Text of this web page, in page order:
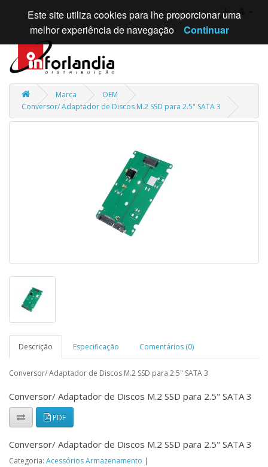
Marca
OEM
Conversor/ Adaptador de Discos M.2 SSD para 2.5" SATA 3
Descrição Especificação Comentários (0)
Conversor/ Adaptador de Discos M.2 SSD para 2.5" SATA 3
Conversor/ Adaptador de Discos M.2 SSD para 2.5" SATA 3
PDF
Conversor/ Adaptador de Discos M.2 SSD para 2.5" SATA 3
Categoria: Acessórios Armazenamento |
Este site utiliza cookies para lhe proporcionar uma
melhor experiência de navegação
Continuar